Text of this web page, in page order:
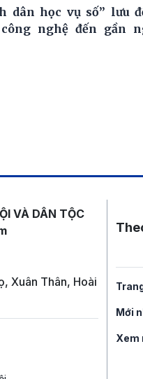
dân học vụ số” lưu
nghệ đến gần
VÀ DÂN TỘC
Xuân Thân, Hoài
Mới
Xem